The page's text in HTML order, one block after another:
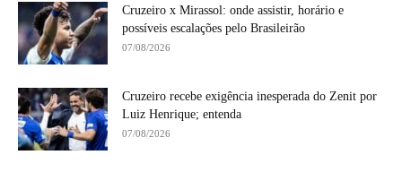
Cruzeiro x Mirassol: onde assistir, horário e
possíveis escalações pelo Brasileirão
07/08/2026
Cruzeiro recebe exigência inesperada do Zenit por
Luiz Henrique; entenda
07/08/2026